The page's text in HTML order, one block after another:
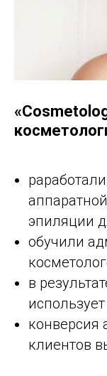
эпиляции
обучили
в
конверсия
клиентов